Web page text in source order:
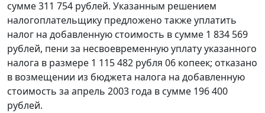
сумме 311 754 рублей. Указанным решением
налогоплательщику предложено также уплатить
налог на добавленную стоимость в сумме 1 834 569
рублей, пени за несвоевременную уплату указанного
налога в размере 1 115 482 рубля 06 копеек; отказано
в возмещении из бюджета налога на добавленную
стоимость за апрель 2003 года в сумме 196 400
рублей.